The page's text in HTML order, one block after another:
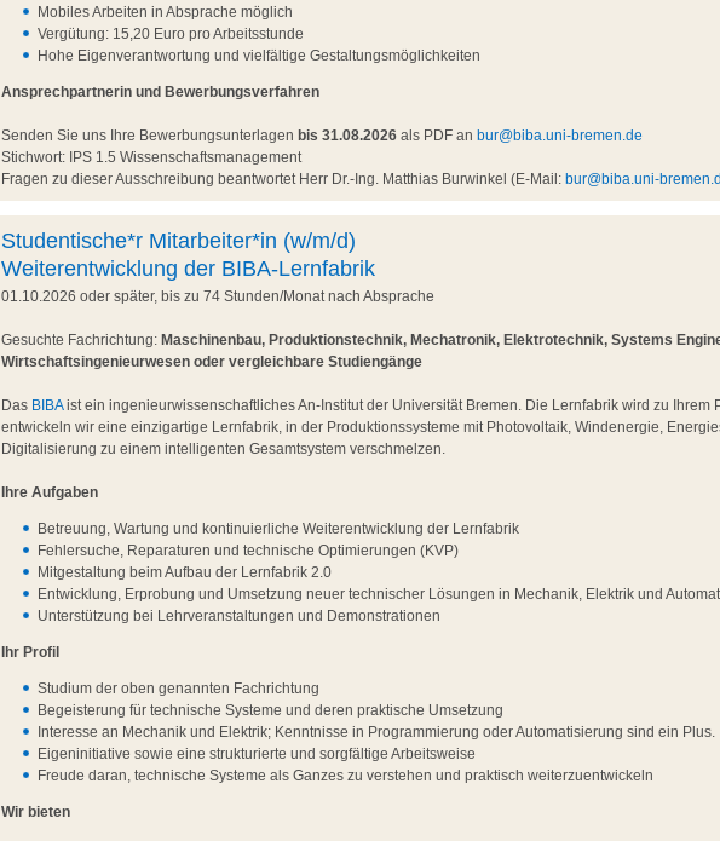
Mobiles Arbeiten in Absprache möglich
Vergütung: 15,20 Euro pro Arbeitsstunde
Hohe Eigenverantwortung und vielfältige Gestaltungsmöglichkeiten
Ansprechpartnerin und Bewerbungsverfahren
Senden Sie uns Ihre Bewerbungsunterlagenbis 31.08.2026 als PDF anbur@biba.uni-bremen.de
Stichwort: IPS 1.5 Wissenschaftsmanagement
Fragen zu dieser Ausschreibung beantwortet Herr Dr.-Ing. Matthias Burwinkel (E-Mail:bur@biba.uni-
Studentische*r Mitarbeiter*in (w/m/d)
Weiterentwicklung der BIBA-Lernfabrik
01.10.2026 oder später, bis zu 74 Stunden/Monat nach Absprache
Gesuchte Fachrichtung: Maschinenbau, Produktionstechnik, Mechatronik, Elektrotechnik, Systems
Wirtschaftsingenieurwesen oder vergleichbare Studiengänge
Das BIBAist ein ingenieurwissenschaftliches An-Institut der Universität Bremen. Die Lernfabrik wird zu Ihrem
entwickeln wir eine einzigartige Lernfabrik, in der Produktionssysteme mit Photovoltaik, Windenergie,
Digitalisierung zu einem intelligenten Gesamtsystem verschmelzen.
Ihre Aufgaben
Betreuung, Wartung und kontinuierliche Weiterentwicklung der Lernfabrik
Fehlersuche, Reparaturen und technische Optimierungen (KVP)
Mitgestaltung beim Aufbau der Lernfabrik 2.0
Entwicklung, Erprobung und Umsetzung neuer technischer Lösungen in Mechanik, Elektrik und
Unterstützung bei Lehrveranstaltungen und Demonstrationen
Ihr Profil
Studium der oben genannten Fachrichtung
Begeisterung für technische Systeme und deren praktische Umsetzung
Interesse an Mechanik und Elektrik; Kenntnisse in Programmierung oder Automatisierung sind ein Plus.
Eigeninitiative sowie eine strukturierte und sorgfältige Arbeitsweise
Freude daran, technische Systeme als Ganzes zu verstehen und praktisch weiterzuentwickeln
Wir bieten